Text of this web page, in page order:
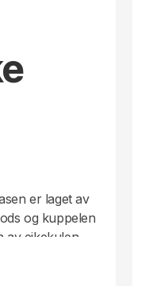
er laget av
og kuppelen
av eikekulen
løfte av – en